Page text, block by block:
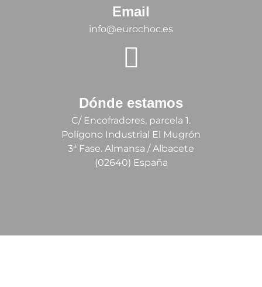
Email
info@eurochoc.es
Dónde estamos
C/ Encofradores, parcela 1.
Polígono Industrial El Mugrón
3ª Fase. Almansa / Albacete
(02640) España